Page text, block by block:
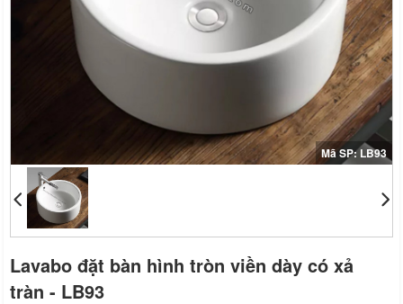
Mã SP: LB93
Lavabo đặt bàn hình tròn viền dày có xả
tràn - LB93